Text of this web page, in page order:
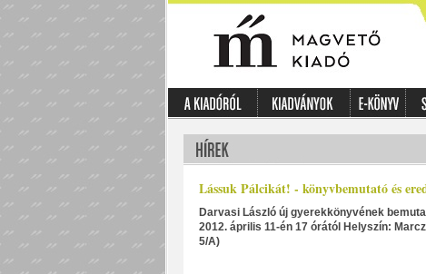
Lássuk Pálcikát! - könyvbemutató és
Darvasi László új gyerekkönyvének
2012. április 11-én 17 órától Helyszín:
5/A)